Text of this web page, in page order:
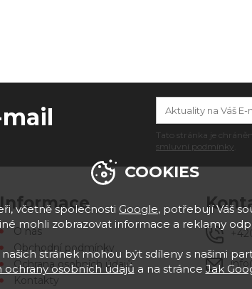
Tato stránka je
smluvní podmínky
Informace
O nás
Obchodní podmínky
Ochrana osobních údajů
Kontakty
COOKIES
včetně společnosti Google, potřebují Váš
mohli zobrazovat informace a reklamy
stránek mohou být sdíleny s našimi
ochrany osobních údajů a na stránce Jak